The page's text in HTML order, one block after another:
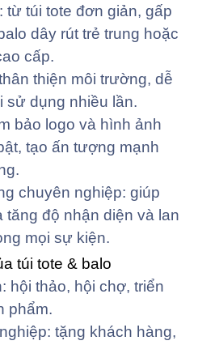
từ túi tote đơn giản, gấp
dây rút trẻ trung hoặc
cấp.
thiện môi trường, dễ
sử dụng nhiều lần.
bảo logo và hình ảnh
tạo ấn tượng mạnh
chuyên nghiệp: giúp
tăng độ nhận diện và lan
mọi sự kiện.
túi tote & balo
hội thảo, hội chợ, triển
phẩm.
tặng khách hàng,